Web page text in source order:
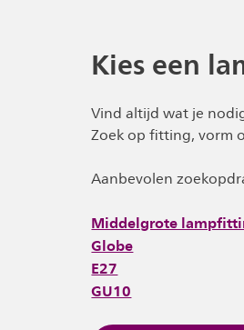
Kies een
Vind altijd wat je
Zoek op fitting, vorm
Aanbevolen
Middelgrote
Globe
E27
GU10